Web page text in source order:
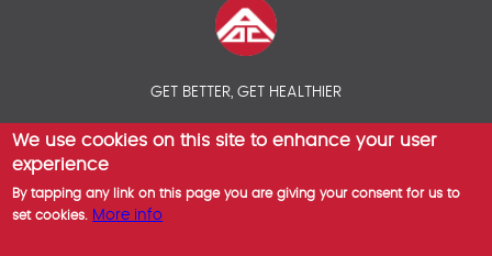
GET BETTER, GET HEALTHIER
© 2026 AOC INSURANCE BROKER - INTERNATIONAL HEALTH
We use cookies on this site to enhance your user
experience
By tapping any link on this page you are giving your consent for us to
set cookies. More info